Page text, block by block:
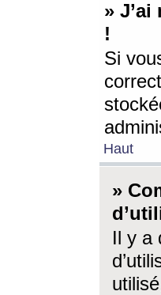
»
!
Si
Haut
»
Il y a